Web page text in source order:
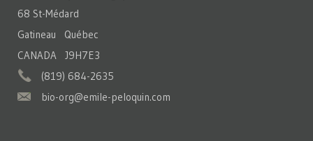
68 St-Médard
Gatineau Québec
CANADA J9H7E3
(819) 684-2635
bio-org@emile-peloquin.com